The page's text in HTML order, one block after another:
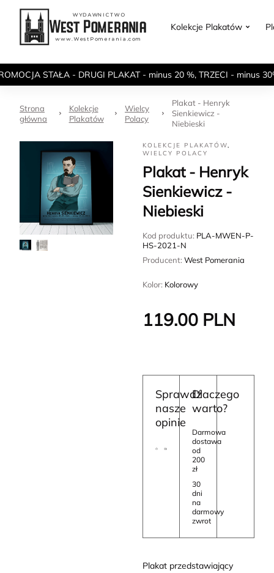
Kolekcje Plakatów
STAŁA - DRUGI PLAKAT - minus 20 %, TRZECI - minus
Strona
główna
Kolekcje
Plakatów
Wielcy
Polacy
Plakat - Henryk
Sienkiewicz -
Niebieski
KOLEKCJE PLAKATÓW,
WIELCY POLACY
Plakat - Henryk
Sienkiewicz -
Niebieski
Kod produktu: PLA-MWEN-P-
HS-2021-N
Producent: West Pomerania
Kolor: Kolorowy
119.00PLN
Sprawdź
nasze
opinie
Dlaczego
warto?
Darmowa
dostawa
od
200
zł
30
dni
na
darmowy
zwrot
Plakat przedstawiający